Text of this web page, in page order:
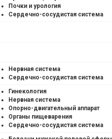
Почки и урология
Сердечно-сосудистая система
Нервная система
Сердечно-сосудистая система
Гинекология
Нервная система
Опорно-двигательный аппарат
Органы пищеварения
Сердечно-сосудистая система